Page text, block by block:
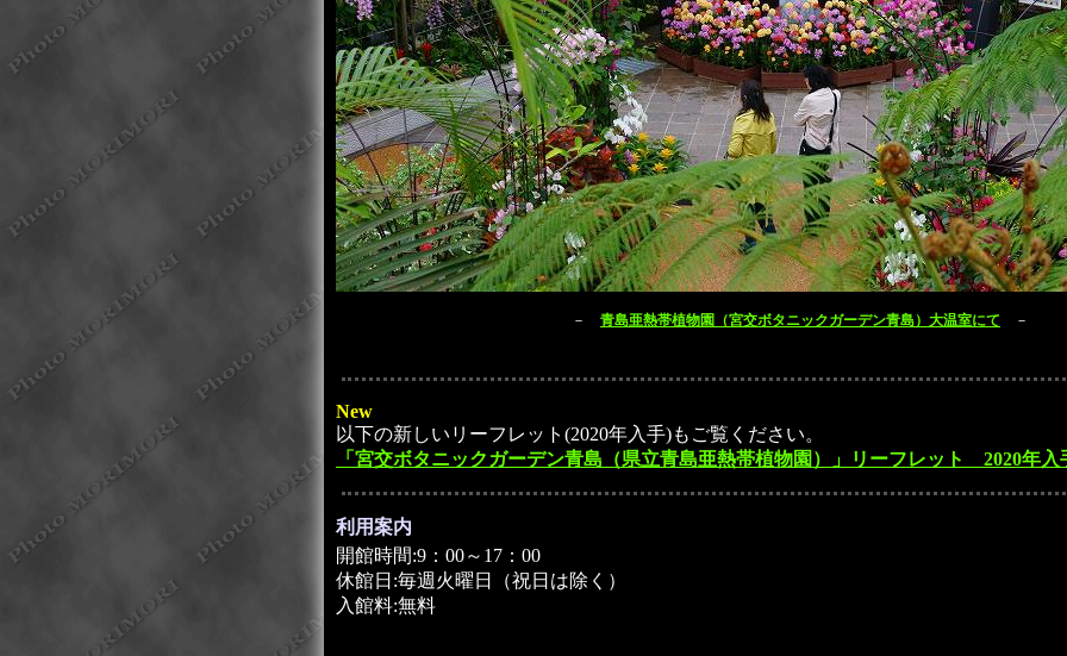
－ 青島亜熱帯植物園（宮交ボタニックガーデン青島）大温室にて －
New
以下の新しいリーフレット(2020年入手)もご覧ください。
「宮交ボタニックガーデン青島（県立青島亜熱帯植物園）」リーフレット 2020年入
利用案内
開館時間:9：00～17：00
休館日:毎週火曜日（祝日は除く）
入館料:無料